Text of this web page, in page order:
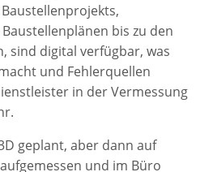
bis zu den
sind digital verfügbar, was
und Fehlerquellen
in der Vermessung
geplant, aber dann auf
und im Büro